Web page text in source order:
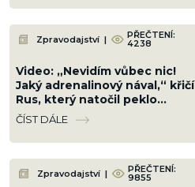
Zpravodajství | PŘEČTENÍ:
4238
Video: „Nevidím vůbec nic!
Jaký adrenalinový nával,“ křičí
Rus, který natočil peklo
přichystané Ukrajinci cestou
na Krym
ČÍST DÁLE
Zpravodajství | PŘEČTENÍ:
9855